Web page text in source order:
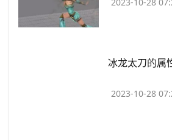
2023-10-28
冰龙太刀的属
2023-10-28